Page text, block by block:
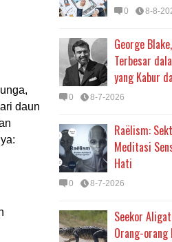
daun
0 8-8-
George
Terbesar
yang Kabur
0 8-7-2026
Raëlism:
Meditasi
Hati
0 8-7-2026
Seekor
Orang-orang